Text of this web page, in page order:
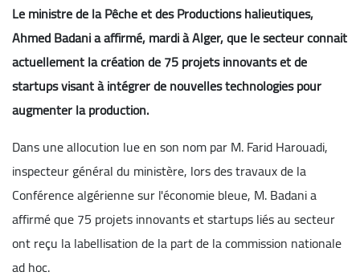
Le ministre de la Pêche et des Productions halieutiques,
Ahmed Badani a affirmé, mardi à Alger, que le secteur connait
actuellement la création de 75 projets innovants et de
startups visant à intégrer de nouvelles technologies pour
augmenter la production.
Dans une allocution lue en son nom par M. Farid Harouadi,
inspecteur général du ministère, lors des travaux de la
Conférence algérienne sur l'économie bleue, M. Badani a
affirmé que 75 projets innovants et startups liés au secteur
ont reçu la labellisation de la part de la commission nationale
ad hoc.